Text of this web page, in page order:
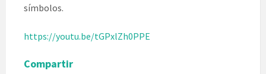
símbolos.
https://youtu.be/tGPxlZh0PPE
Compartir